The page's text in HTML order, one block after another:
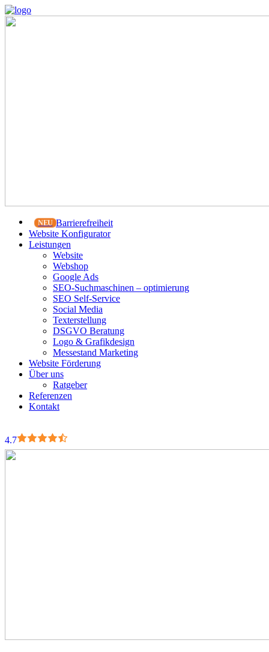
Barrierefreiheit
Website Konfigurator
Leistungen
Website
Webshop
Google Ads
SEO-Suchmaschinen – optimierung
SEO Self-Service
Social Media
Texterstellung
DSGVO Beratung
Logo & Grafikdesign
Messestand Marketing
Website Förderung
Über uns
Ratgeber
Referenzen
Kontakt
4.7